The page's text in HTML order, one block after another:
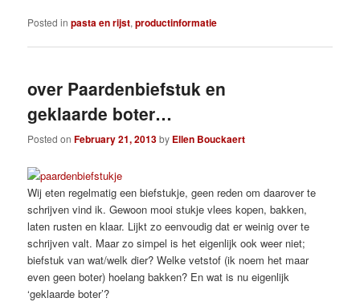
Posted in pasta en rijst,productinformatie
over Paardenbiefstuk en
geklaarde boter…
Posted onFebruary 21, 2013by Ellen Bouckaert
Wij eten regelmatig een biefstukje, geen reden om daarover te
schrijven vind ik. Gewoon mooi stukje vlees kopen, bakken,
laten rusten en klaar. Lijkt zo eenvoudig dat er weinig over te
schrijven valt. Maar zo simpel is het eigenlijk ook weer niet;
biefstuk van wat/welk dier? Welke vetstof (ik noem het maar
even geen boter) hoelang bakken? En wat is nu eigenlijk
‘geklaarde boter’?